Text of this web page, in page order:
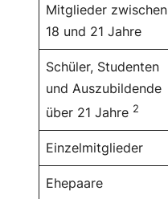
Mitglieder zwischen
18 und 21 Jahre
Schüler, Studenten
und Auszubildende
über 21 Jahre 2
Einzelmitglieder
Ehepaare